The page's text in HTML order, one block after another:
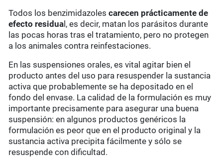
Todos los benzimidazolescarecen prácticamente de
efecto residua l, es decir, matan los parásitos durante
las pocas horas tras el tratamiento, pero no protegen
a los animales contra reinfestaciones.
En las suspensiones orales, es vital agitar bien el
producto antes del uso para resuspender la sustancia
activa que probablemente se ha depositado en el
fondo del envase. La calidad de la formulación es muy
importante precisamente para asegurar una buena
suspensión: en algunos productos genéricos la
formulación es peor que en el producto original y la
sustancia activa precipita fácilmente y sólo se
resuspende con dificultad.